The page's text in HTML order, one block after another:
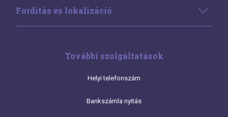
Fordítás és lokalizáció
További szolgáltatások
Helyi telefonszám
Bankszámla nyitás